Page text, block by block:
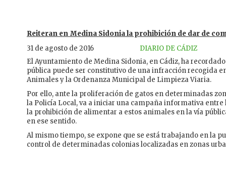
Reiteran en Medina Sidonia la prohibición de dar de
31 de agosto de 2016
DIARIO DE CÁDIZ
El Ayuntamiento de Medina Sidonia, en Cádiz, ha
pública puede ser constitutivo de una infracción recogida
Animales y la Ordenanza Municipal de Limpieza Viaria.
Por ello, ante la proliferación de gatos en determinadas
la Policía Local, va a iniciar una campaña informativa
la prohibición de alimentar a estos animales en la vía
en ese sentido.
Al mismo tiempo, se expone que se está trabajando en la
control de determinadas colonias localizadas en zonas